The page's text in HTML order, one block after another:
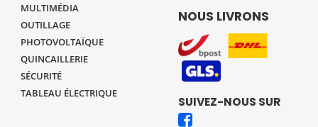
MULTIMÉDIA
OUTILLAGE
PHOTOVOLTAÏQUE
QUINCAILLERIE
SÉCURITÉ
TABLEAU ÉLECTRIQUE
NOUS LIVRONS
SUIVEZ-NOUS SUR